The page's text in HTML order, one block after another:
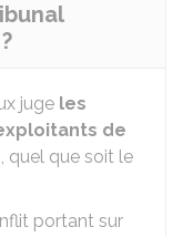
juge les
de
, quel que soit le
portant sur